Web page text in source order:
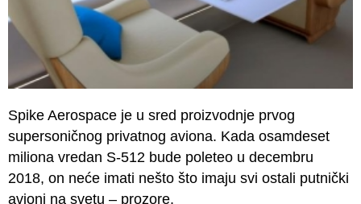
Spike Aerospace je u sred proizvodnje prvog
supersoničnog privatnog aviona. Kada osamdeset
miliona vredan S-512 bude poleteo u decembru
2018, on neće imati nešto što imaju svi ostali putnički
avioni na svetu – prozore.